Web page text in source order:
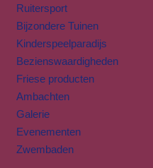
Ruitersport
Bijzondere Tuinen
Kinderspeelparadijs
Bezienswaardigheden
Friese producten
Ambachten
Galerie
Evenementen
Zwembaden